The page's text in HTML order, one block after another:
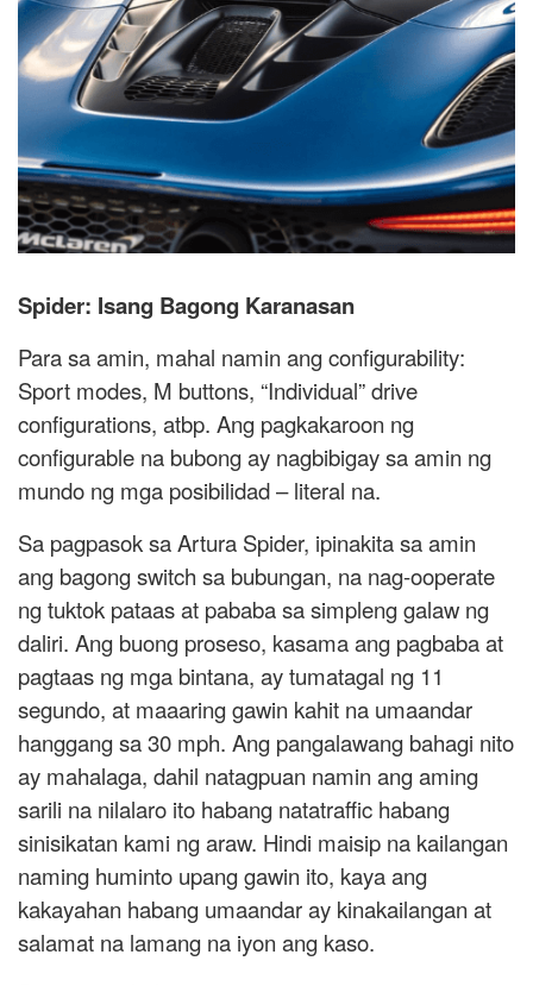
Spider: Isang Bagong Karanasan
Para sa amin, mahal namin ang configurability:
Sport modes, M buttons, “Individual” drive
configurations, atbp. Ang pagkakaroon ng
configurable na bubong ay nagbibigay sa amin ng
mundo ng mga posibilidad – literal na.
Sa pagpasok sa Artura Spider, ipinakita sa amin
ang bagong switch sa bubungan, na nag-ooperate
ng tuktok pataas at pababa sa simpleng galaw ng
daliri. Ang buong proseso, kasama ang pagbaba at
pagtaas ng mga bintana, ay tumatagal ng 11
segundo, at maaaring gawin kahit na umaandar
hanggang sa 30 mph. Ang pangalawang bahagi nito
ay mahalaga, dahil natagpuan namin ang aming
sarili na nilalaro ito habang natatraffic habang
sinisikatan kami ng araw. Hindi maisip na kailangan
naming huminto upang gawin ito, kaya ang
kakayahan habang umaandar ay kinakailangan at
salamat na lamang na iyon ang kaso.